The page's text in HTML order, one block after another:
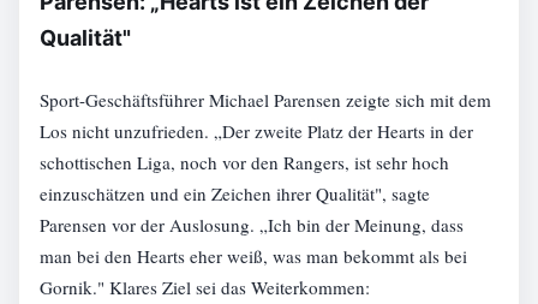
Qualität"
Sport-Geschäftsführer Michael Parensen zeigte sich mit dem
Los nicht unzufrieden. „Der zweite Platz der Hearts in der
schottischen Liga, noch vor den Rangers, ist sehr hoch
einzuschätzen und ein Zeichen ihrer Qualität", sagte
Parensen vor der Auslosung. „Ich bin der Meinung, dass
man bei den Hearts eher weiß, was man bekommt als bei
Gornik." Klares Ziel sei das Weiterkommen: